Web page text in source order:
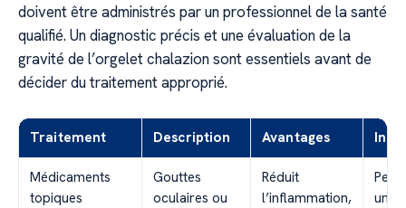
doivent être administrés par un professionnel de la santé
qualifié. Un diagnostic précis et une évaluation de la
gravité de l’orgelet chalazion sont essentiels avant de
décider du traitement approprié.
Traitement Description Avantages
Médicaments
topiques
Gouttes
oculaires ou
Réduit
l’inflammation,
Peut
une